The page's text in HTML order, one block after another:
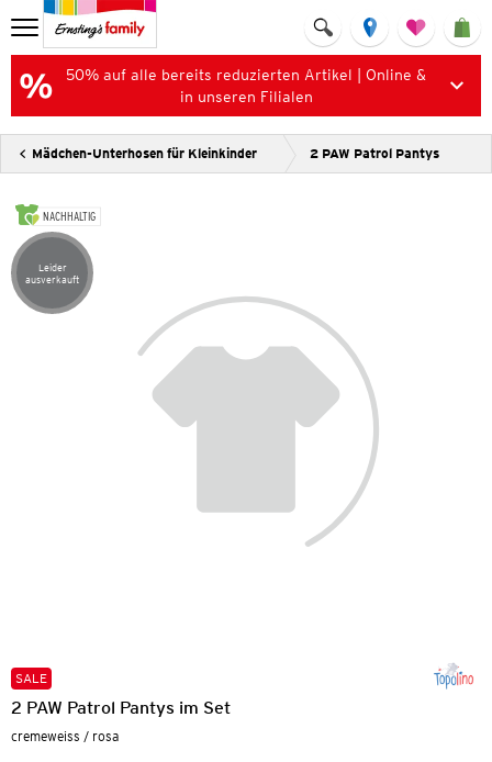
50% auf alle bereits reduzierten Artikel | Online &
in unseren Filialen
Mädchen-Unterhosen für Kleinkinder 2 PAW Patrol Pantys
NACHHALTIG
Artikel leider ausverkauft
Leider
ausverkauft
SALE
2 PAW Patrol Pantys im Set
cremeweiss / rosa